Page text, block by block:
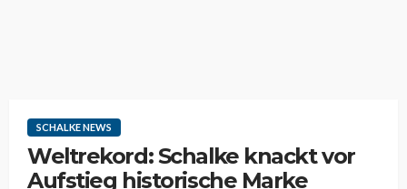
SCHALKE NEWS
Weltrekord: Schalke knackt vor
Aufstieg historische Marke